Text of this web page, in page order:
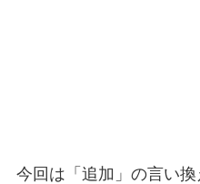
今回は「追加」の言い換